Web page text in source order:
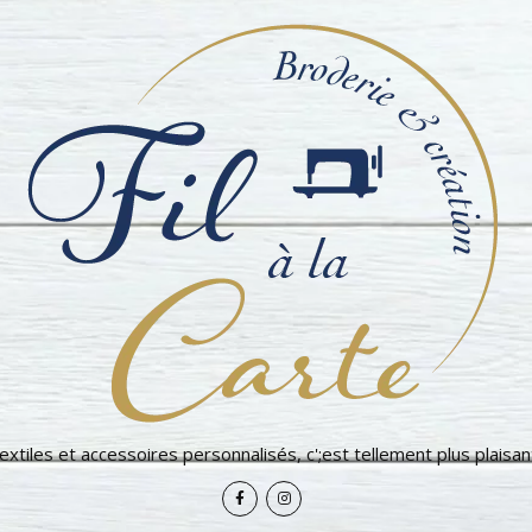
et accessoires personnalisés, c';est tellement plus